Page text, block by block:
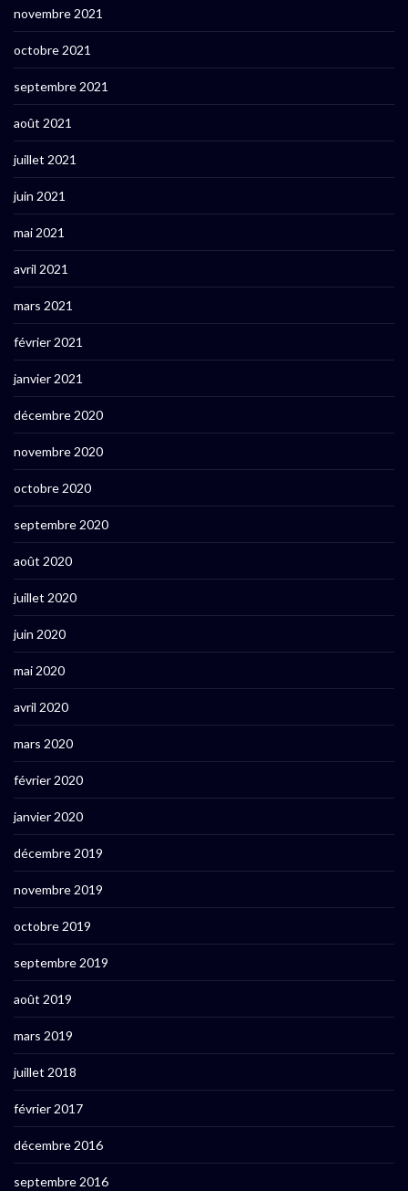
novembre 2021
octobre 2021
septembre 2021
août 2021
juillet 2021
juin 2021
mai 2021
avril 2021
mars 2021
février 2021
janvier 2021
décembre 2020
novembre 2020
octobre 2020
septembre 2020
août 2020
juillet 2020
juin 2020
mai 2020
avril 2020
mars 2020
février 2020
janvier 2020
décembre 2019
novembre 2019
octobre 2019
septembre 2019
août 2019
mars 2019
juillet 2018
février 2017
décembre 2016
septembre 2016